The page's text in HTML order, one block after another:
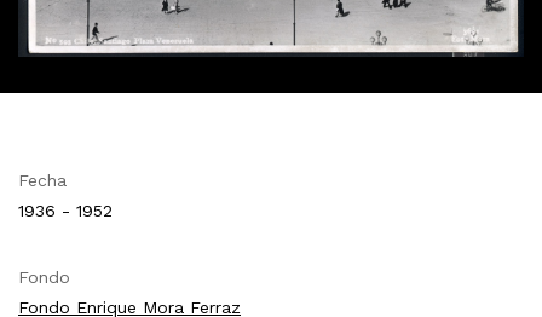
Fecha
1936 - 1952
Fondo
Fondo Enrique Mora Ferraz